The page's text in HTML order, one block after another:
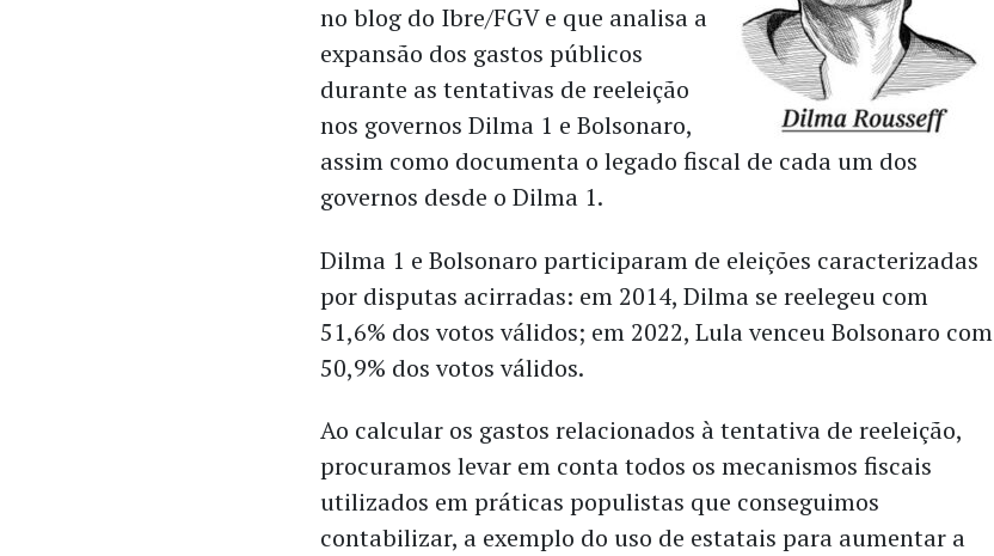
no blog do Ibre/FGV e que analisa a
expansão dos gastos públicos
durante as tentativas de reeleição
nos governos Dilma 1 e Bolsonaro,
assim como documenta o legado fiscal de cada um dos
governos desde o Dilma 1.
Dilma 1 e Bolsonaro participaram de eleições caracterizadas
por disputas acirradas: em 2014, Dilma se reelegeu com
51,6% dos votos válidos; em 2022, Lula venceu Bolsonaro com
50,9% dos votos válidos.
Ao calcular os gastos relacionados à tentativa de reeleição,
procuramos levar em conta todos os mecanismos fiscais
utilizados em práticas populistas que conseguimos
contabilizar, a exemplo do uso de estatais para aumentar a